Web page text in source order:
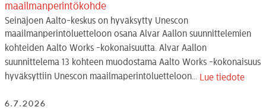
maailmanperintökohde
Seinäjoen Aalto-keskus on hyväksytty Unescon
maailmanperintöluetteloon osana Alvar Aallon suunnittelemien
kohteiden Aalto Works -kokonaisuutta. Alvar Aallon
suunnittelema 13 kohteen muodostama Aalto Works -kokonaisuus
hyväksyttiin Unescon maailmaperintöluetteloon... Lue tiedote
6.7.2026